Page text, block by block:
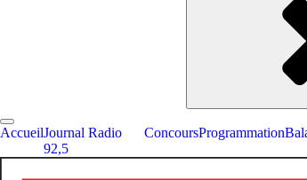
AccueilJournal Radio
92,5
ConcoursProgrammation